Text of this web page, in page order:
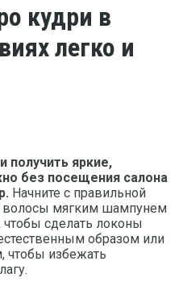
кудри в
легко и
получить яркие,
без посещения салона
Начните с правильной
волосы мягким шампунем
чтобы сделать локоны
образом или
чтобы избежать